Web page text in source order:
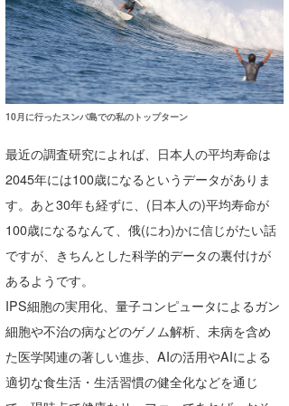
10月に行ったスンバ島での私のトップターン
最近の調査研究によれば、日本人の平均寿命は
2045年には100歳になるというデータがありま
す。あと30年も経ずに、(日本人の)平均寿命が
100歳になるなんて、俄(にわ)かに信じがたい話
ですが、きちんとした科学的データの裏付けが
あるようです。
IPS細胞の実用化、量子コンピュータによるガン
細胞や不治の病などのゲノム解析、未病を含め
た医学関連の著しい進歩、AIの活用やAIによる
適切な食生活・生活習慣の健全化などを通じ